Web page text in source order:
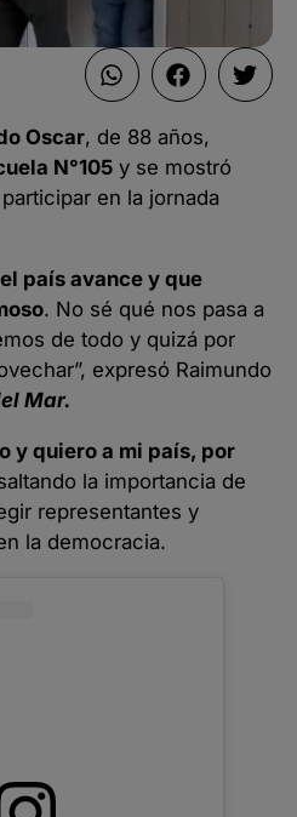
Oscar, de 88 años,
N°105 y se mostró
en la jornada
país avance y que
. No sé qué nos pasa a
de todo y quizá por
expresó Raimundo
Mar.
y quiero a mi país, por
la importancia de
representantes y
la democracia.